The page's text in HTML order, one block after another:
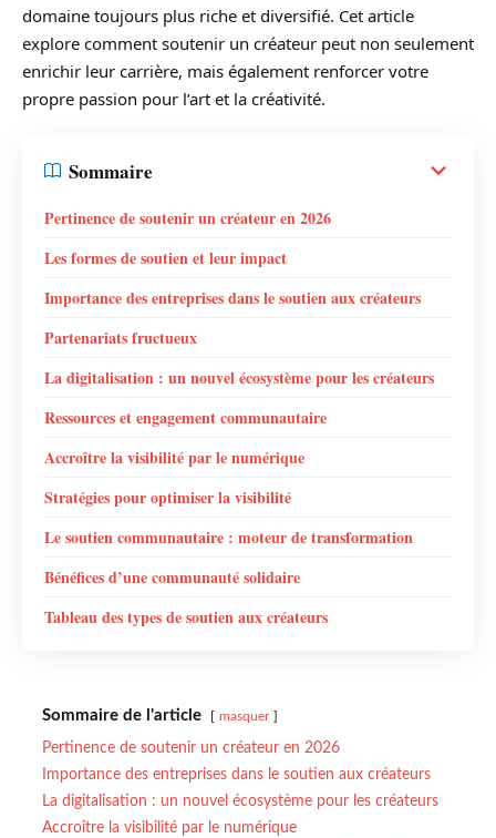
domaine toujours plus riche et diversifié. Cet article
explore comment soutenir un créateur peut non seulement
enrichir leur carrière, mais également renforcer votre
propre passion pour l’art et la créativité.
Sommaire
Pertinence de soutenir un créateur en 2026
Les formes de soutien et leur impact
Importance des entreprises dans le soutien aux créateurs
Partenariats fructueux
La digitalisation : un nouvel écosystème pour les créateurs
Ressources et engagement communautaire
Accroître la visibilité par le numérique
Stratégies pour optimiser la visibilité
Le soutien communautaire : moteur de transformation
Bénéfices d’une communauté solidaire
Tableau des types de soutien aux créateurs
Sommaire de l'article masquer
Pertinence de soutenir un créateur en 2026
Importance des entreprises dans le soutien aux créateurs
La digitalisation : un nouvel écosystème pour les créateurs
Accroître la visibilité par le numérique